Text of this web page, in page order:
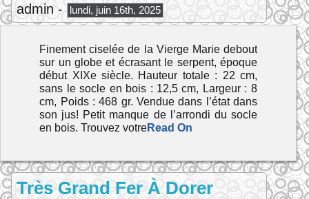
admin - lundi, juin 16th, 2025
Finement ciselée de la Vierge Marie debout
sur un globe et écrasant le serpent, époque
début XIXe siècle. Hauteur totale : 22 cm,
sans le socle en bois : 12,5 cm, Largeur : 8
cm, Poids : 468 gr. Vendue dans l’état dans
son jus! Petit manque de l’arrondi du socle
en bois. Trouvez votreRead On
Très Grand Fer À Dorer